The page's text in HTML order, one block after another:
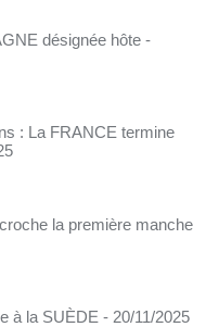
désignée hôte -
: La FRANCE termine
la première manche
à la SUÈDE - 20/11/2025